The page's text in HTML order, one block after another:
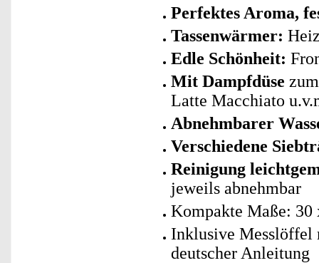
Perfektes Aroma,
Tassenwärmer:
Edle Schönheit:
Mit Dampfdüse
Latte Macchiato
Abnehmbarer
Verschiedene
Reinigung
jeweils abnehmbar
Kompakte Maße: 30
Inklusive Messlöffel
deutscher Anleitung